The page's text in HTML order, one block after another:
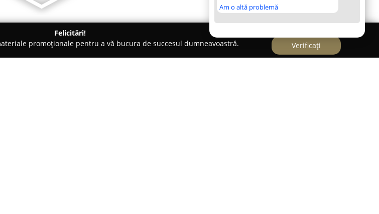
Am o altă problemă
Felicitări!
promoționale pentru a vă bucura de succesul dumneavoastră.
Verificați